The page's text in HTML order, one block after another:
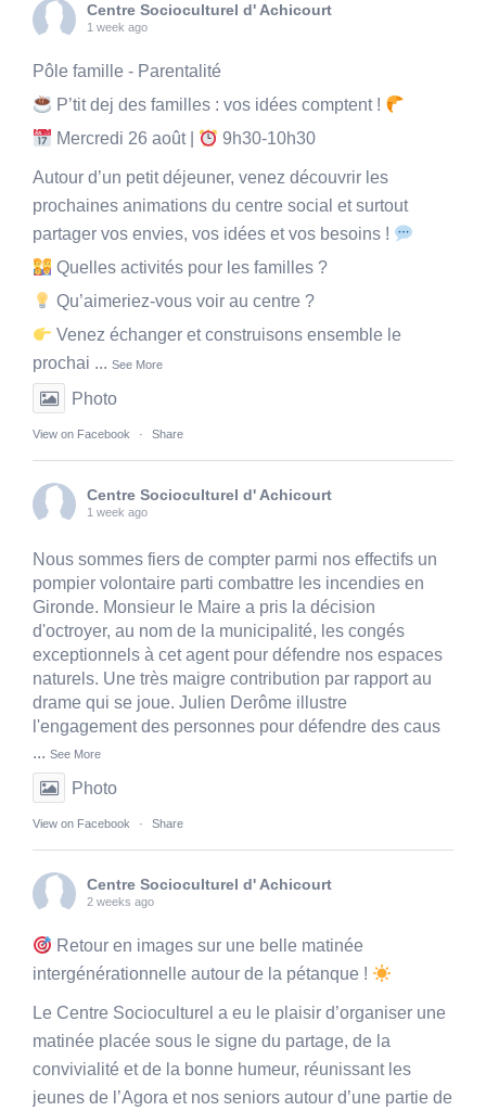
Centre Socioculturel d' Achicourt
1 week ago
Pôle famille - Parentalité
P’tit dej des familles : vos idées comptent !
Mercredi 26 août |
9h30-10h30
Autour d’un petit déjeuner, venez découvrir les
prochaines animations du centre social et surtout
partager vos envies, vos idées et vos besoins !
Quelles activités pour les familles ?
Qu’aimeriez-vous voir au centre ?
Venez échanger et construisons ensemble le
prochai ... See More
Photo
View on Facebook · Share
Centre Socioculturel d' Achicourt
1 week ago
Nous sommes fiers de compter parmi nos effectifs un
pompier volontaire parti combattre les incendies en
Gironde. Monsieur le Maire a pris la décision
d'octroyer, au nom de la municipalité, les congés
exceptionnels à cet agent pour défendre nos espaces
naturels. Une très maigre contribution par rapport au
drame qui se joue. Julien Derôme illustre
l'engagement des personnes pour défendre des caus
... See More
Photo
View on Facebook · Share
Centre Socioculturel d' Achicourt
2 weeks ago
Retour en images sur une belle matinée
intergénérationnelle autour de la pétanque !
Le Centre Socioculturel a eu le plaisir d’organiser une
matinée placée sous le signe du partage, de la
convivialité et de la bonne humeur, réunissant les
jeunes de l’Agora et nos seniors autour d’une partie de